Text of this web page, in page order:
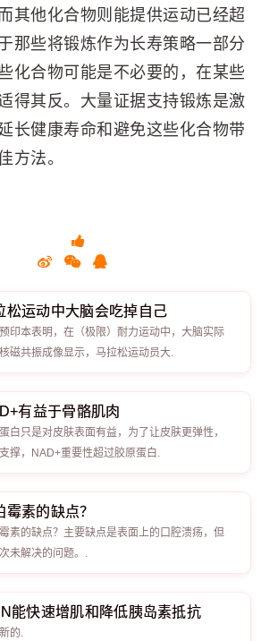
其他化合物则能提供运动已经超
那些将锻炼作为长寿策略一部分
化合物可能是不必要的，在某些
得其反。大量证据支持锻炼是激
长健康寿命和避免这些化合物带
方法。
松运动中大脑会吃掉自己
印本表明，在（极限）耐力运动中，大脑实际
磁共振成像显示，马拉松运动员大.
有益于骨骼肌肉
白只是对皮肤表面有益，为了让皮肤更弹性，
撑，NAD+重要性超过胶原蛋白.
霉素的缺点？
素的缺点？主要缺点是表面上的口腔溃疡，但
未解决的问题。.
能快速增肌和降低胰岛素抵抗
的.